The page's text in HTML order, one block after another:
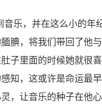
乐，并在这么小的年
腆，将我们带回了他
子里面的时候她就很
知，这或许是命运最
，让音乐的种子在他心